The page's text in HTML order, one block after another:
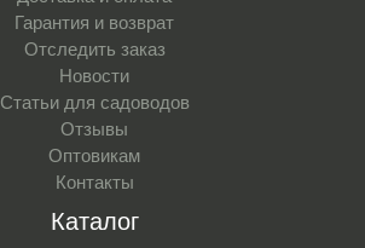
Гарантия и возврат
Отследить заказ
Новости
Статьи для садоводов
Отзывы
Оптовикам
Контакты
Каталог